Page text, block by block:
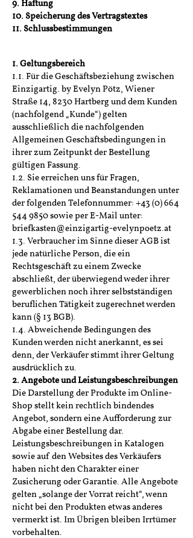
9. Haftung
10. Speicherung des Vertragstextes
11. Schlussbestimmungen
1. Geltungsbereich
1.1. Für die Geschäftsbeziehung zwischen
Einzigartig. by Evelyn Pötz, Wiener
Straße 14, 8230 Hartberg und dem Kunden
(nachfolgend „Kunde“) gelten
ausschließlich die nachfolgenden
Allgemeinen Geschäftsbedingungen in
ihrer zum Zeitpunkt der Bestellung
gültigen Fassung.
1.2. Sie erreichen uns für Fragen,
Reklamationen und Beanstandungen unter
der folgenden Telefonnummer:+43 (0) 664
544 9850sowie per E-Mail unter:
briefkasten@einzigartig-evelynpoetz.at
1.3. Verbraucher im Sinne dieser AGB ist
jede natürliche Person, die ein
Rechtsgeschäft zu einem Zwecke
abschließt, der überwiegend weder ihrer
gewerblichen noch ihrer selbstständigen
beruflichen Tätigkeit zugerechnet werden
kann (§ 13 BGB).
1.4. Abweichende Bedingungen des
Kunden werden nicht anerkannt, es sei
denn, der Verkäufer stimmt ihrer Geltung
ausdrücklich zu.
2. Angebote und Leistungsbeschreibungen
Die Darstellung der Produkte im Online-
Shop stellt kein rechtlich bindendes
Angebot, sondern eine Aufforderung zur
Abgabe einer Bestellung dar.
Leistungsbeschreibungen in Katalogen
sowie auf den Websites des Verkäufers
haben nicht den Charakter einer
Zusicherung oder Garantie. Alle Angebote
gelten „solange der Vorrat reicht“, wenn
nicht bei den Produkten etwas anderes
vermerkt ist. Im Übrigen bleiben Irrtümer
vorbehalten.